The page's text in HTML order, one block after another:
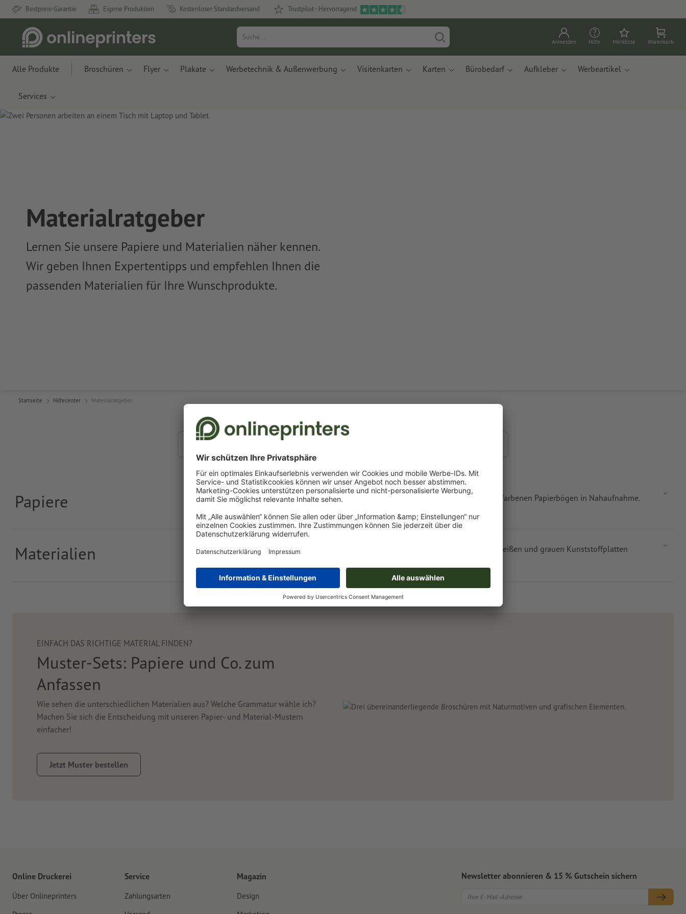
Bestpreis-Garantie Eigene Produktion Kostenloser Standardversand Trustpilot - Hervorragend
Anmelden Hilfe Merkliste Warenkorb
Alle Produkte Broschüren Flyer Plakate Werbetechnik & Außenwerbung Visitenkarten Karten Bürobedarf Aufkleber Werbeartikel
Services
Materialratgeber
Lernen Sie unsere Papiere und Materialien näher kennen.
Wir geben Ihnen Expertentipps und empfehlen Ihnen die
passenden Materialien für Ihre Wunschprodukte.
Startseite Hilfecenter Materialratgeber
Papiere
Materialien
EINFACH DAS RICHTIGE MATERIAL FINDEN?
Muster-Sets: Papiere und Co. zum
Anfassen
Wie sehen die unterschiedlichen Materialien aus? Welche Grammatur wähle ich?
Machen Sie sich die Entscheidung mit unseren Papier- und Material-Mustern
einfacher!
Jetzt Muster bestellen
Online Druckerei
Über Onlineprinters
Service
Zahlungsarten
Magazin
Design
Newsletter abonnieren & 15 % Gutschein sichern